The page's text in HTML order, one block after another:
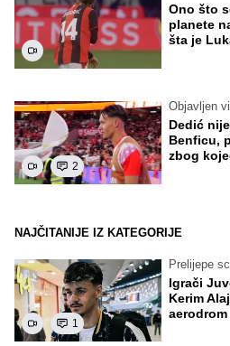
Ono što
planete
šta je
2
Objavljen
Dedić
Benficu,
zbog
NAJČITANIJE IZ KATEGORIJE
1
Prelijepe
Igrači
Kerim